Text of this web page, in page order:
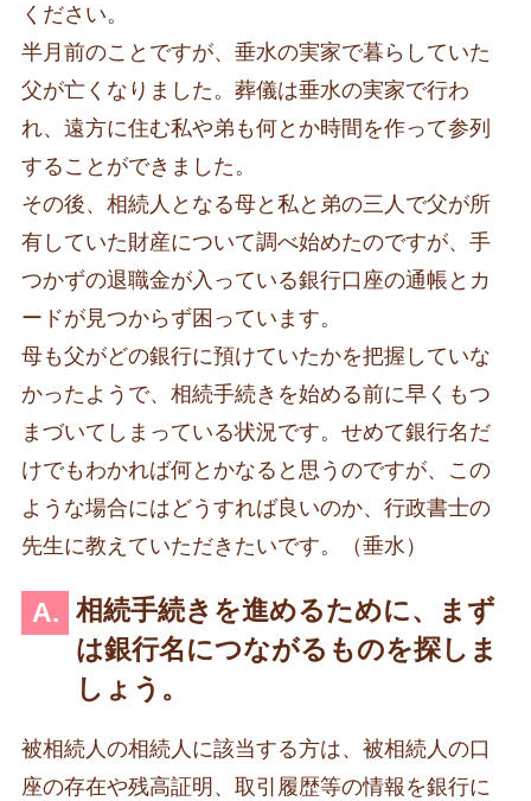
ください。
半月前のことですが、垂水の実家で暮らしていた
父が亡くなりました。葬儀は垂水の実家で行わ
れ、遠方に住む私や弟も何とか時間を作って参列
することができました。
その後、相続人となる母と私と弟の三人で父が所
有していた財産について調べ始めたのですが、手
つかずの退職金が入っている銀行口座の通帳とカ
ードが見つからず困っています。
母も父がどの銀行に預けていたかを把握していな
かったようで、相続手続きを始める前に早くもつ
まづいてしまっている状況です。せめて銀行名だ
けでもわかれば何とかなると思うのですが、この
ような場合にはどうすれば良いのか、行政書士の
先生に教えていただきたいです。（垂水）
相続手続きを進めるために、まず
は銀行名につながるものを探しま
しょう。
被相続人の相続人に該当する方は、被相続人の口
座の存在や残高証明、取引履歴等の情報を銀行に